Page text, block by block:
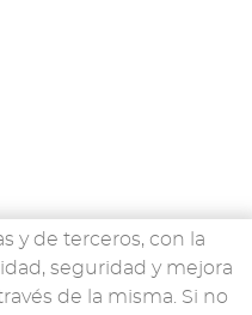
y de terceros, con la
seguridad y mejora
de la misma. Si no